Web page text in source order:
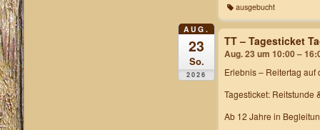
ausgebucht
AUG.
23
So.
2026
TT – Tagesticket
Aug. 23 um 10:00 –
Erlebnis – Reitertag auf
Tagesticket: Reitstunde
Ab 12 Jahre in